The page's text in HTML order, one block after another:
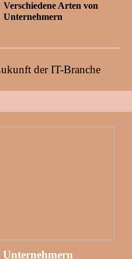
Verschiedene Arten von
Unternehmern
der IT-Branche
Unternehmern